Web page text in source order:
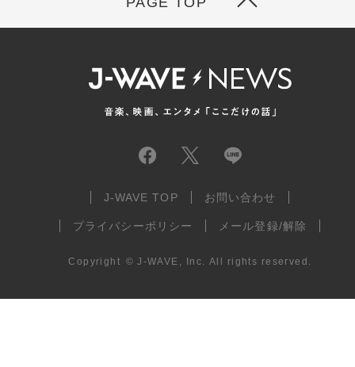
J-WAVE TOP お問い合わせ
プライバシーポリシー メール登録/解除
Copyright © J-WAVE, Inc. All rights reserved.